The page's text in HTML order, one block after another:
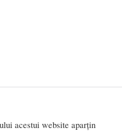
acestui website aparțin